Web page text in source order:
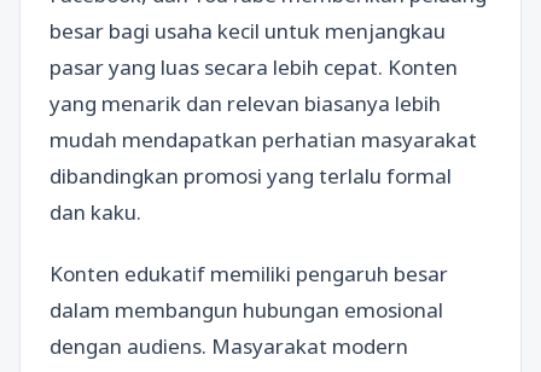
besar bagi usaha kecil untuk menjangkau
pasar yang luas secara lebih cepat. Konten
yang menarik dan relevan biasanya lebih
mudah mendapatkan perhatian masyarakat
dibandingkan promosi yang terlalu formal
dan kaku.
Konten edukatif memiliki pengaruh besar
dalam membangun hubungan emosional
dengan audiens. Masyarakat modern